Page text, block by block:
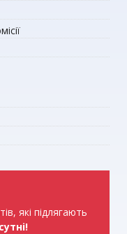
які підлягають